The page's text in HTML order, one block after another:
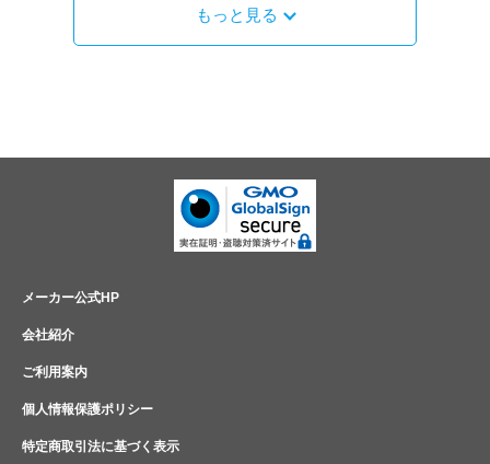
もっと見る
メーカー公式HP
会社紹介
ご利用案内
個人情報保護ポリシー
特定商取引法に基づく表示